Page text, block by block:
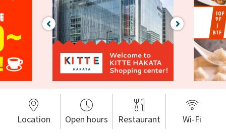
ファッション・サービス
レストラン一覧
カフェ一覧
季節のメニュー
キッズメニュー一覧
Location Open hours Restaurant Wi-Fi